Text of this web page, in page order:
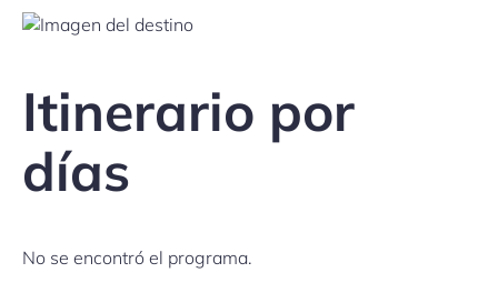
Itinerario por
días
No se encontró el programa.